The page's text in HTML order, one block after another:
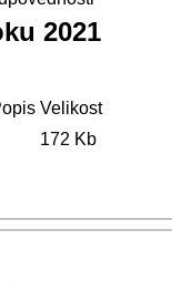
2021
Velikost
172 Kb